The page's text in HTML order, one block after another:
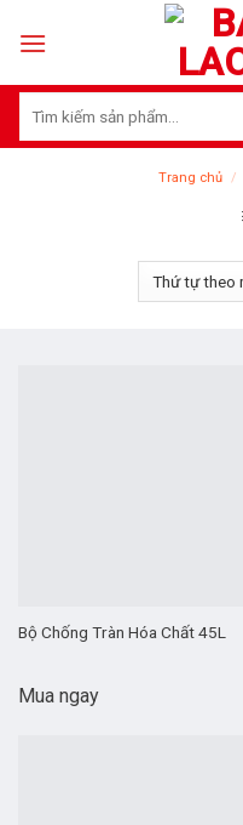
kiếm:
Trang chủ /
Bộ Chống Tràn Hóa Chất 45L
Mua ngay